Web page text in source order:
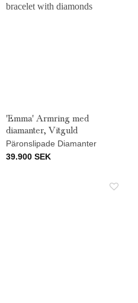
'Emma' Armring med
diamanter, Vitguld
Päronslipade Diamanter
39.900 SEK